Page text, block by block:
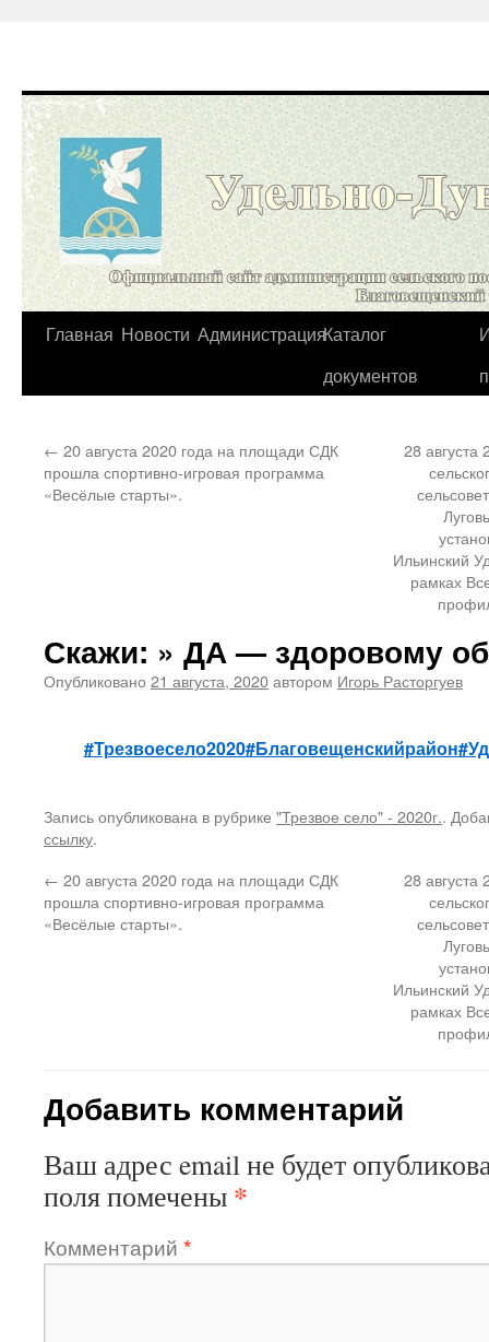
Перейти
Главная Новости АдминистрацияКаталог
документов
← 20 августа 2020 года на площади СДК
прошла спортивно-игровая программа
«Весёлые старты».
28 августа
Ильинский
рамках
Скажи: » ДА — здоровому
Опубликовано 21 августа, 2020автором Игорь Расторгуев
#Трезвоесело2020#Благовещенскийрайон
Запись опубликована в рубрике "Трезвое село" - 2020г..
ссылку.
← 20 августа 2020 года на площади СДК
прошла спортивно-игровая программа
«Весёлые старты».
28 августа
Ильинский
рамках
Добавить комментарий
Ваш адрес email не будет
поля помечены *
Комментарий *